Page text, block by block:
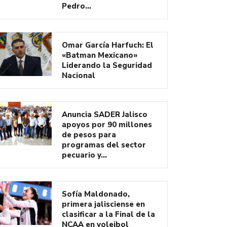
Pedro…
Omar García Harfuch: El
«Batman Mexicano»
Liderando la Seguridad
Nacional
Anuncia SADER Jalisco
apoyos por 90 millones
de pesos para
programas del sector
pecuario y…
Sofía Maldonado,
primera jalisciense en
clasificar a la Final de la
NCAA en voleibol